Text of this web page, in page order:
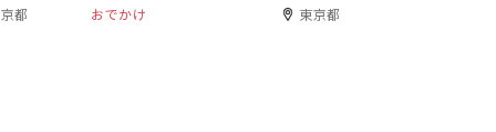
都 おでかけ 東京都